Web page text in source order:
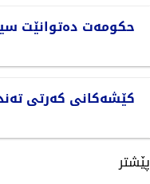
حکومەت دەتوانێت
کێشەکانی کەرتی
پێشتر